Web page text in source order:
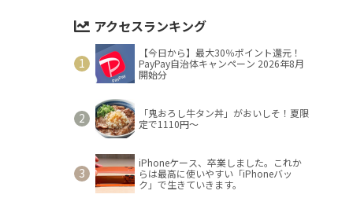
アクセスランキング
【今日から】最大30％ポイント還元！
PayPay自治体キャンペーン 2026年8月
開始分
「鬼おろし牛タン丼」がおいしそ！夏限
定で1110円～
iPhoneケース、卒業しました。これか
らは最高に使いやすい「iPhoneバッ
ク」で生きていきます。